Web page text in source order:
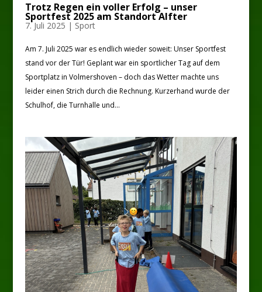
Trotz Regen ein voller Erfolg – unser
Sportfest 2025 am Standort Alfter
7. Juli 2025 | Sport
Am 7. Juli 2025 war es endlich wieder soweit: Unser Sportfest
stand vor der Tür! Geplant war ein sportlicher Tag auf dem
Sportplatz in Volmershoven – doch das Wetter machte uns
leider einen Strich durch die Rechnung. Kurzerhand wurde der
Schulhof, die Turnhalle und...